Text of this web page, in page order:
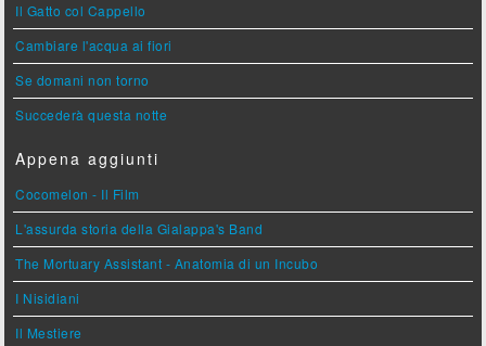
Il Gatto col Cappello
Cambiare l'acqua ai fiori
Se domani non torno
Succederà questa notte
Appena aggiunti
Cocomelon - Il Film
L'assurda storia della Gialappa's Band
The Mortuary Assistant - Anatomia di un Incubo
I Nisidiani
Il Mestiere